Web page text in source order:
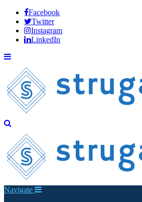
Facebook
Twitter
Instagram
LinkedIn
Navigate